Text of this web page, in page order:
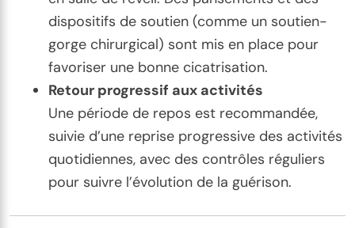
dispositifs de soutien (comme un soutien-
gorge chirurgical) sont mis en place pour
favoriser une bonne cicatrisation.
Retour progressif aux activités
Une période de repos est recommandée,
suivie d’une reprise progressive des activités
quotidiennes, avec des contrôles réguliers
pour suivre l’évolution de la guérison.